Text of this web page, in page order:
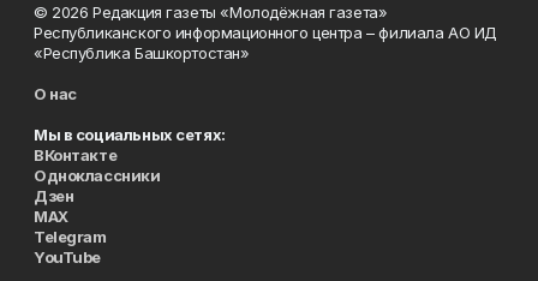
© 2026 Редакция газеты «Молодёжная газета»
Республиканского информационного центра – филиала АО ИД
«Республика Башкортостан»
О нас
Мы в социальных сетях:
ВКонтакте
Одноклассники
Дзен
MAX
Telegram
YouTube